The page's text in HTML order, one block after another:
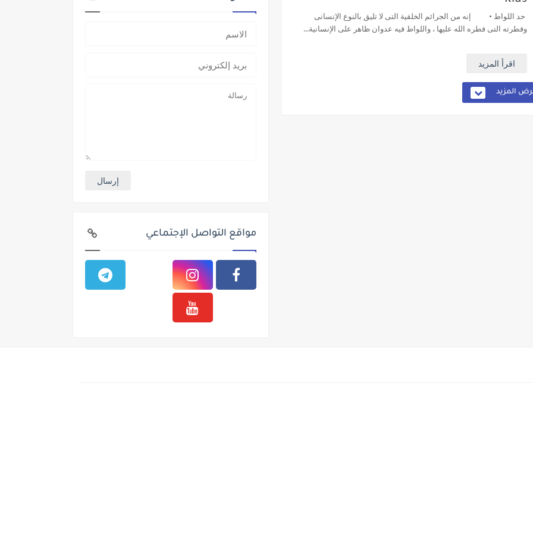
حد اللواط • إنه من الجرائم الخلقية التى لا تليق بالنوع الإنسانى
وفطرته التى فطره الله عليها ، واللواط فيه عدوان ظاهر على الإنسانية...
اقرأ المزيد
المزيد
مواقع التواصل الإجتماعي